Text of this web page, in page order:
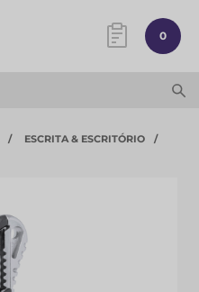
0
ESCRITA & ESCRITÓRIO